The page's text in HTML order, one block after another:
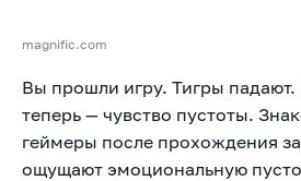
magnific.com
Вы прошли игру. Тигры
теперь — чувство пустоты.
геймеры после прохождения
ощущают эмоциональную